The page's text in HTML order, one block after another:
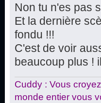
Non tu n'es pas
Et la dernière
fondu !!!
C'est de voir
beaucoup plus !
Cuddy : Vous
monde entier vous